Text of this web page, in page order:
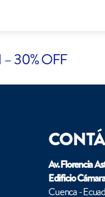
30% OFF
Av. Florencia
Edificio
Cuenca -